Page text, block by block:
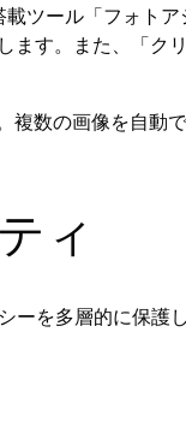
ツール「フォト
ます。また、「ク
数の画像を自動
ィ
を多層的に保護し